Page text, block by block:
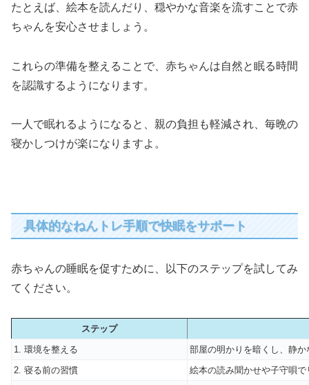
たとえば、絵本を読んだり、穏やかな音楽を流すことで赤
ちゃんを安心させましょう。
これらの準備を整えることで、赤ちゃんは自然と眠る時間
を認識するようになります。
一人で眠れるようになると、親の負担も軽減され、毎晩の
寝かしつけが楽になりますよ。
具体的なねんトレ手順で快眠をサポート
赤ちゃんの睡眠を促すために、以下のステップを試してみ
てください。
ステップ
1. 環境を整える
部屋の明かりを暗くし、静
2. 寝る前の習慣
絵本の読み聞かせや子守唄